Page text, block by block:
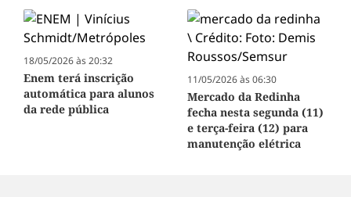
18/05/2026 às 20:32
Enem terá inscrição
automática para alunos
da rede pública
11/05/2026 às 06:30
Mercado da Redinha
fecha nesta segunda (11)
e terça-feira (12) para
manutenção elétrica